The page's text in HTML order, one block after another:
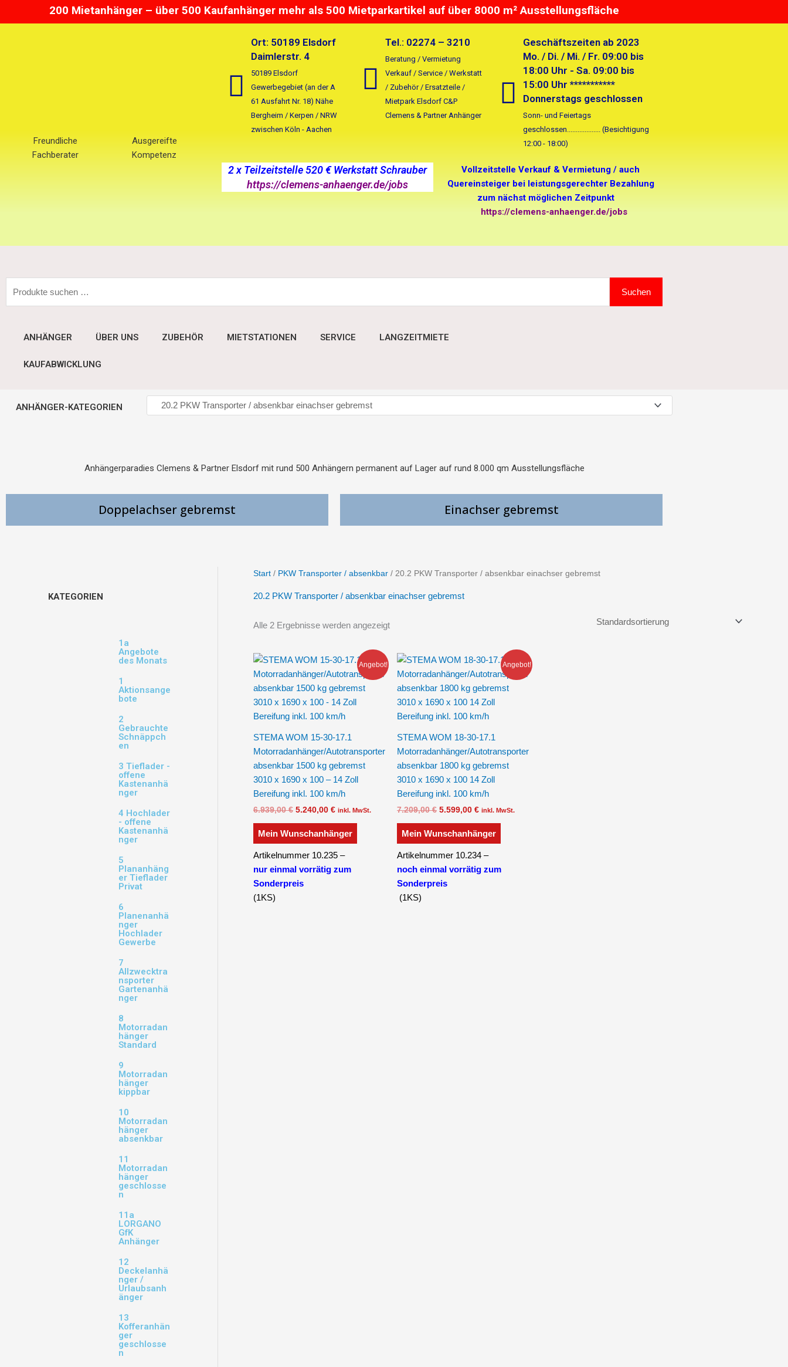
200 Mietanhänger – über 500 Kaufanhänger mehr als 500 Mietparkartikel auf über 8000 m² Ausstellungsfläche
Freundliche
Fachberater
Ausgereifte
Kompetenz
Ort: 50189 Elsdorf
Daimlerstr. 4
50189 Elsdorf
Gewerbegebiet (an der A
61 Ausfahrt Nr. 18) Nähe
Bergheim / Kerpen / NRW
zwischen Köln - Aachen
Tel.: 02274 – 3210
Beratung / Vermietung
Verkauf / Service / Werkstatt
/ Zubehör / Ersatzteile /
Mietpark Elsdorf C&P
Clemens & Partner Anhänger
Geschäftszeiten ab 2023
Mo. / Di. / Mi. / Fr. 09:00 bis
18:00 Uhr - Sa. 09:00 bis
15:00 Uhr ***********
Donnerstags geschlossen
Sonn- und Feiertags
geschlossen................... (Besichtigung
12:00 - 18:00)
2 x Teilzeitstelle 520 € Werkstatt Schrauber
https://clemens-anhaenger.de/jobs
Vollzeitstelle Verkauf & Vermietung / auch
Quereinsteiger bei leistungsgerechter Bezahlung
zum nächst möglichen Zeitpunkt
https://clemens-anhaenger.de/jobs
nach:
Suchen
ANHÄNGER ÜBER UNS ZUBEHÖR MIETSTATIONEN SERVICE LANGZEITMIETE
KAUFABWICKLUNG
ANHÄNGER-KATEGORIEN
Anhängerparadies Clemens & Partner Elsdorf mit rund 500 Anhängern permanent auf Lager auf rund 8.000 qm Ausstellungsfläche
Doppelachser gebremst Einachser gebremst
KATEGORIEN
1a
Angebote
des Monats
1
Aktionsange
bote
2
Gebrauchte
Schnäppch
en
3 Tieflader -
offene
Kastenanhä
nger
4 Hochlader
- offene
Kastenanhä
nger
5
Plananhäng
er Tieflader
Privat
6
Planenanhä
nger
Hochlader
Gewerbe
7
Allzwecktra
nsporter
Gartenanhä
nger
8
Motorradan
hänger
Standard
9
Motorradan
hänger
kippbar
10
Motorradan
hänger
absenkbar
11
Motorradan
hänger
geschlosse
n
11a
LORGANO
GfK
Anhänger
12
Deckelanhä
nger /
Urlaubsanh
änger
13
Kofferanhän
ger
geschlosse
n
Start / PKW Transporter / absenkbar / 20.2 PKW Transporter / absenkbar einachser gebremst
20.2 PKW Transporter / absenkbar einachser gebremst
Alle 2 Ergebnisse werden angezeigt
Angebot!
STEMA WOM 15-30-17.1
Motorradanhänger/Autotransporter
absenkbar 1500 kg gebremst
3010 x 1690 x 100 – 14 Zoll
Bereifung inkl. 100 km/h
6.939,00€
Ursprünglicher
war:
6.939,00 €
5.240,00 €
Aktueller
ist:
5.240,00 €.
inkl. MwSt.
Mein Wunschanhänger
Artikelnummer 10.235 –
nur einmal vorrätig zum
Sonderpreis
(1KS)
Angebot!
STEMA WOM 18-30-17.1
Motorradanhänger/Autotransporter
absenkbar 1800 kg gebremst
3010 x 1690 x 100 14 Zoll
Bereifung inkl. 100 km/h
7.209,00€
Ursprünglicher
war:
7.209,00 €
5.599,00 €
Aktueller
ist:
5.599,00 €.
inkl. MwSt.
Mein Wunschanhänger
Artikelnummer 10.234 –
noch einmal vorrätig zum
Sonderpreis
(1KS)